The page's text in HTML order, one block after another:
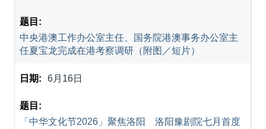
中央港澳工作办公室主任、国务院港澳事务办公室主
任夏宝龙完成在港考察调研（附图／短片）
6月16日
「中华文化节2026」聚焦洛阳 洛阳豫剧院七月首度